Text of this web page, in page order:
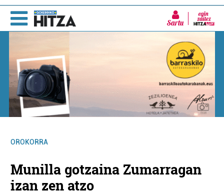
Sartu
OROKORRA
Munilla gotzaina Zumarragan
izan zen atzo